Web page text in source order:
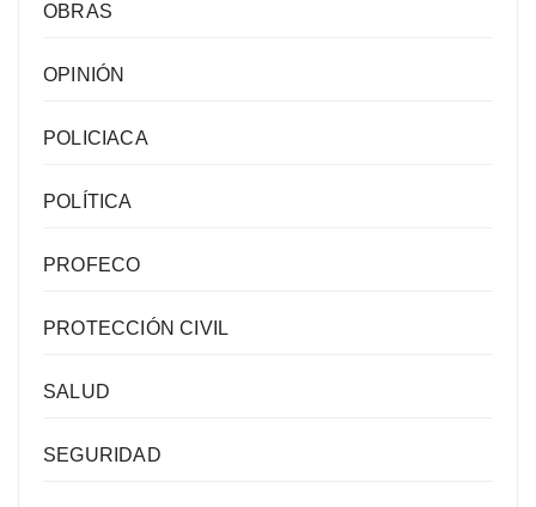
OBRAS
OPINIÓN
POLICIACA
POLÍTICA
PROFECO
PROTECCIÓN CIVIL
SALUD
SEGURIDAD